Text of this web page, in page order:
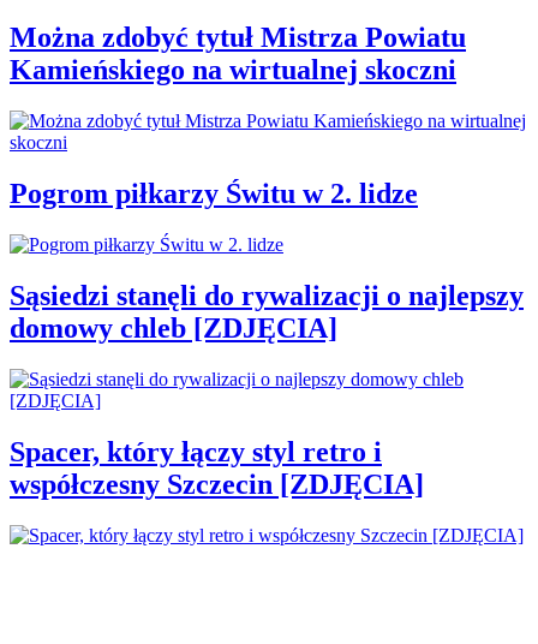
Można zdobyć tytuł Mistrza Powiatu
Kamieńskiego na wirtualnej skoczni
Pogrom piłkarzy Świtu w 2. lidze
Sąsiedzi stanęli do rywalizacji o najlepszy
domowy chleb [ZDJĘCIA]
Spacer, który łączy styl retro i
współczesny Szczecin [ZDJĘCIA]